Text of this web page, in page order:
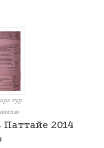
тур
2014